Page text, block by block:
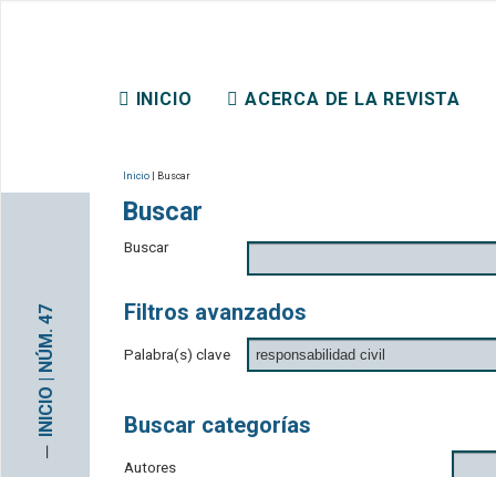
INICIO ACERCA DE LA REVISTA
─
INICIO | NÚM. 47
Inicio | Buscar
Buscar
Buscar
Filtros avanzados
Palabra(s) clave
Buscar categorías
Autores